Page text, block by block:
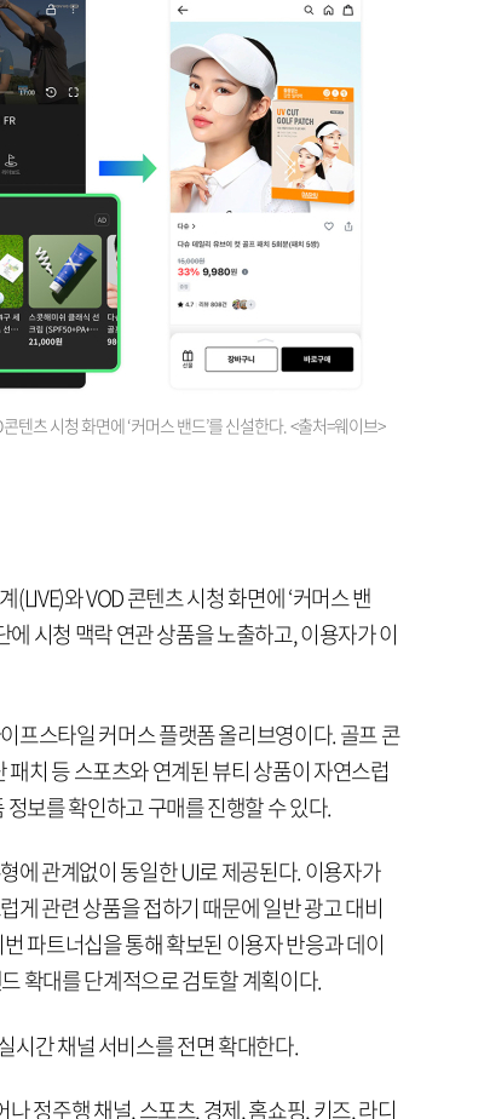
텐츠 시청 화면에 ‘커머스 밴드’를 신설한다. <출처=웨이브>
와 VOD 콘텐츠 시청 화면에 ‘커머스 밴
시청 맥락 연관 상품을 노출하고, 이용자가 이
프스타일 커머스 플랫폼 올리브영이다. 골프 콘
패치 등 스포츠와 연계된 뷰티 상품이 자연스럽
보를 확인하고 구매를 진행할 수 있다.
에 관계없이 동일한 UI로 제공된다. 이용자가
게 관련 상품을 접하기 때문에 일반 광고 대비
파트너십을 통해 확보된 이용자 반응과 데이
확대를 단계적으로 검토할 계획이다.
시간 채널 서비스를 전면 확대한다.
정주행 채널, 스포츠, 경제, 홈쇼핑, 키즈, 라디